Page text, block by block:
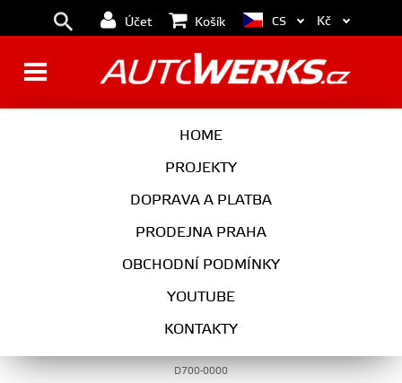
Účet Košík
HOME
PROJEKTY
DOPRAVA A PLATBA
PRODEJNA PRAHA
OBCHODNÍ PODMÍNKY
YOUTUBE
KONTAKTY
CS Kč
INTERIÉR
Sportovní hliníkové pedály DINAN BMW -
D700-0000